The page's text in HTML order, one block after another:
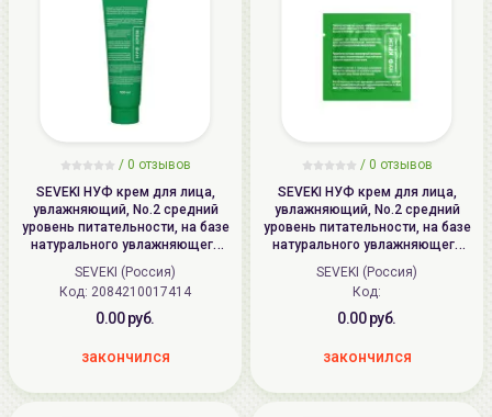
/ 0 отзывов
SEVEKI НУФ крем для лица,
увлажняющий, No.2 средний
уровень питательности, на базе
натурального увлажняющего
фактора | 100мл | NMF Face
Moisturizer
SEVEKI (Россия)
Код: 2084210017414
0.00 руб.
закончился
/ 0 отзывов
SEVEKI НУФ крем для лица,
увлажняющий, No.2 средний
уровень питательности, на базе
натурального увлажняющего
фактора | 3.5мл | NMF Face
Moisturizer
SEVEKI (Россия)
Код:
0.00 руб.
закончился